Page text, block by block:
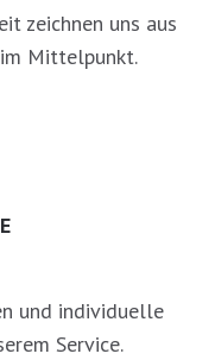
zeichnen uns aus
Mittelpunkt.
und individuelle
Service.